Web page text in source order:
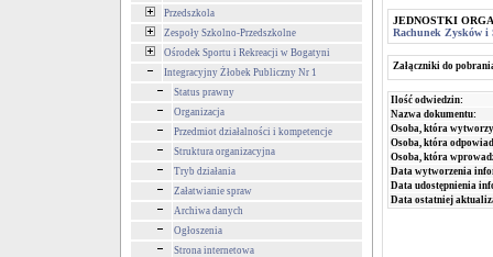
Przedszkola
Zespoły Szkolno-Przedszkolne
Ośrodek Sportu i Rekreacji w Bogatyni
Integracyjny Żłobek Publiczny Nr 1
Status prawny
Organizacja
Przedmiot działalności i kompetencje
Struktura organizacyjna
Tryb działania
Załatwianie spraw
Archiwa danych
Ogłoszenia
Strona internetowa
JEDNOSTKI
Rachunek Zysków i
Załączniki do
Ilość odwiedzin:
Nazwa dokumentu:
Osoba, która
Osoba, która
Osoba, która
Data wytworzenia
Data udostępnienia
Data ostatniej